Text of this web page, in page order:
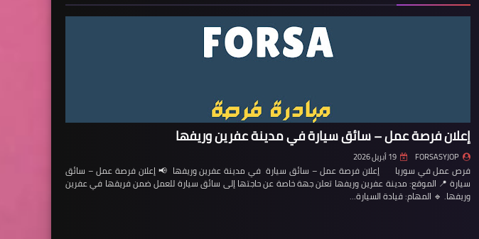
إعلان فرصة عمل – سائق سيارة في مدينة عفرين وريفها
FORSASYJOP 19 أبريل 2026
فرص عمل في سوريا إعلان فرصة عمل – سائق سيارة في مدينة عفرين وريفها 📢 إعلان فرصة عمل – سائق
سيارة 📍 الموقع: مدينة عفرين وريفها تعلن جهة خاصة عن حاجتها إلى سائق سيارة للعمل ضمن فريقها في عفرين
وريفها. 🔹 المهام: قيادة السيارة…